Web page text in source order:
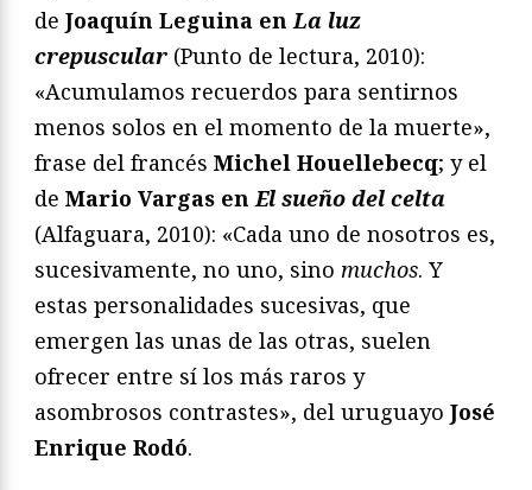
de Joaquín Leguina en La luz
crepuscular (Punto de lectura, 2010):
«Acumulamos recuerdos para sentirnos
menos solos en el momento de la muerte»,
frase del francés Michel Houellebecq; y el
de Mario Vargas en El sueño del celta
(Alfaguara, 2010): «Cada uno de nosotros es,
sucesivamente, no uno, sino muchos. Y
estas personalidades sucesivas, que
emergen las unas de las otras, suelen
ofrecer entre sí los más raros y
asombrosos contrastes», del uruguayo José
Enrique Rodó.